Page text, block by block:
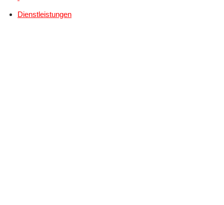
Dienstleistungen